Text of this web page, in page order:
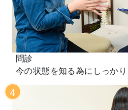
問診
今の状態を知る為にしっかり
4